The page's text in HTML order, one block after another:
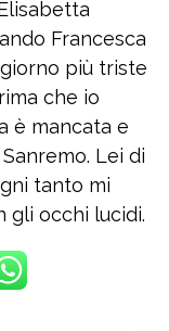
Francesca
più triste
che io
è mancata e
Lei di
tanto mi
gli occhi lucidi.